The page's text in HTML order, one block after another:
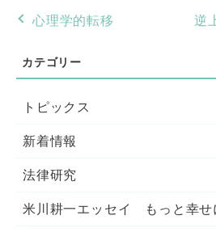
心理学的転移 逆
トピックス
新着情報
法律研究
米川耕一エッセイ もっと幸せ